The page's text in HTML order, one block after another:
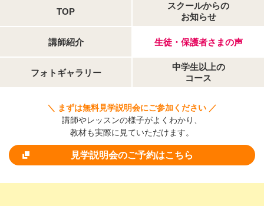
TOP
スクールからの
お知らせ
講師紹介 生徒・保護者さまの声
フォトギャラリー
中学生以上の
コース
＼ まずは無料見学説明会にご参加ください ／
講師やレッスンの様子がよくわかり、
教材も実際に見ていただけます。
見学説明会のご予約はこちら